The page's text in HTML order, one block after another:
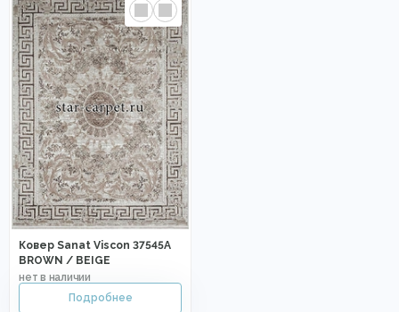
Ковер Sanat Viscon 37545A
BROWN / BEIGE